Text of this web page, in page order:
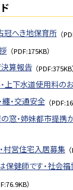
へき地保育所 （
（PDF:175KB）
決算報告 （PDF:375KB
上下水道使用料の
纏・交通安全 （
窓・姉妹都市提携
村営住宅入居募集
保健師です・社会
）